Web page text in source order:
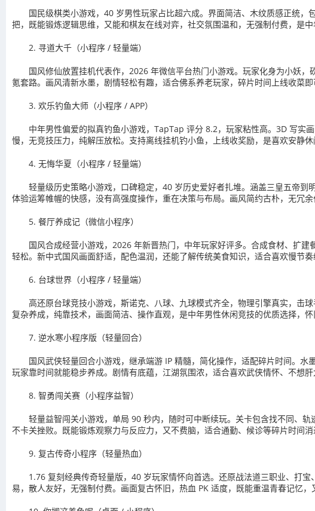
国民级棋类小游戏，40 岁男性玩家占比超六成。界面简洁、木纹质感正统
把，既能锻炼逻辑思维，又能和棋友在线对弈，社交氛围温和，无强制付费，是中
2. 寻道大千（小程序 / 轻量端）
国风修仙放置挂机代表作，2026 年微信平台热门小游戏。玩家化身为小妖
氪套路。画风清新水墨，剧情轻松有趣，适合佛系养老玩家，碎片时间上线收菜即
3. 欢乐钓鱼大师（小程序 / APP）
中年男性偏爱的拟真钓鱼小游戏，TapTap 评分 8.2，玩家粘性高。3D 写实
慢，无竞技压力，纯解压放松。支持离线挂机钓小鱼，上线收奖励，是喜欢安静休
4. 无悔华夏（小程序 / 轻量端）
轻量级历史策略小游戏，口碑稳定，40 岁历史爱好者扎堆。涵盖三皇五帝
体验运筹帷幄的快感，没有高强度操作，重在决策与布局。画风简约古朴，无冗
5. 餐厅养成记（微信小程序）
国风合成经营小游戏，2026 年新晋热门，中年玩家好评多。合成食材、扩
轻松。新中式国风画面舒适，配色温润，还能了解传统美食知识，适合喜欢慢节奏
6. 台球世界（小程序 / 轻量端）
高还原台球竞技小游戏，斯诺克、八球、九球模式齐全，物理引擎真实，击
复杂养成，纯靠技术，画面简洁、操作直观，是中年男性休闲竞技的优质选择，怀
7. 逆水寒小程序版（轻量回合）
国风武侠轻量回合小游戏，继承端游 IP 精髓，简化操作，适配碎片时间。
玩家靠时间就能稳步养成。剧情有底蕴，江湖氛围浓，适合喜欢武侠情怀、不想肝
8. 智勇闯关赛（小程序益智）
轻量益智闯关小游戏，单局 90 秒内，随时可中断续玩。关卡包含找不同、
不卡关挫败。既能锻炼观察力与反应力，又不费脑，适合通勤、候诊等碎片时间消
9. 复古传奇小程序（轻量热血）
1.76 复刻经典传奇轻量版，40 岁玩家情怀向首选。还原战法道三职业、打
易，散人友好，无强制付费。画面复古怀旧，热血 PK 适度，既能重温青春记忆，